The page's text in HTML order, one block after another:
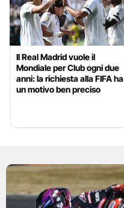
Il Real Madrid vuole il
Mondiale per Club ogni due
anni: la richiesta alla FIFA ha
un motivo ben preciso